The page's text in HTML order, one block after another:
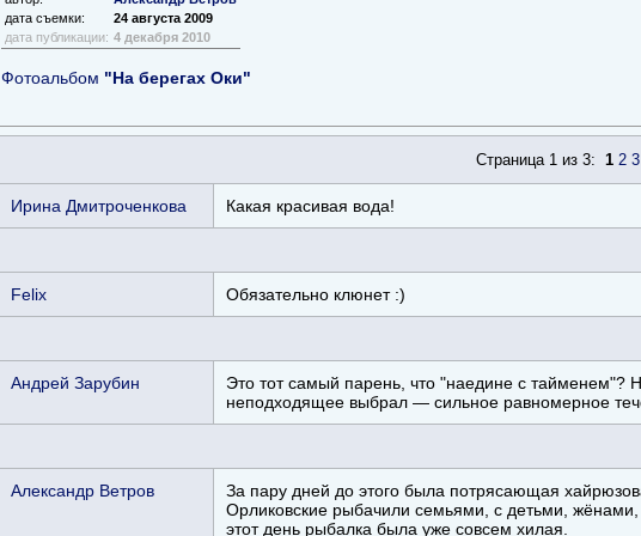
дата съемки:
24 августа 2009
дата публикации: 4 декабря 2010
Фотоальбом "На берегах Оки"
Страница 1 из 3: 1 2 3
Ирина Дмитроченкова Какая красивая вода!
Felix Обязательно клюнет :)
Андрей Зарубин
Это тот самый парень, что "наедине с тайменем"?
неподходящее выбрал — сильное равномерное
Александр Ветров
За пару дней до этого была потрясающая
Орликовские рыбачили семьями, с детьми,
этот день рыбалка была уже совсем хилая.